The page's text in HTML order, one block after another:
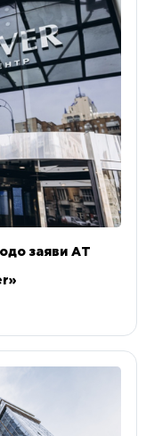
заяви АТ